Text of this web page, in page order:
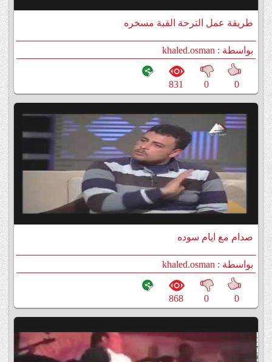
طريقة عمل الترحة القبة مسخره
بواسطة : khaled.osman
0
0
831
صدام مع ايام سوده
بواسطة : khaled.osman
0
0
868